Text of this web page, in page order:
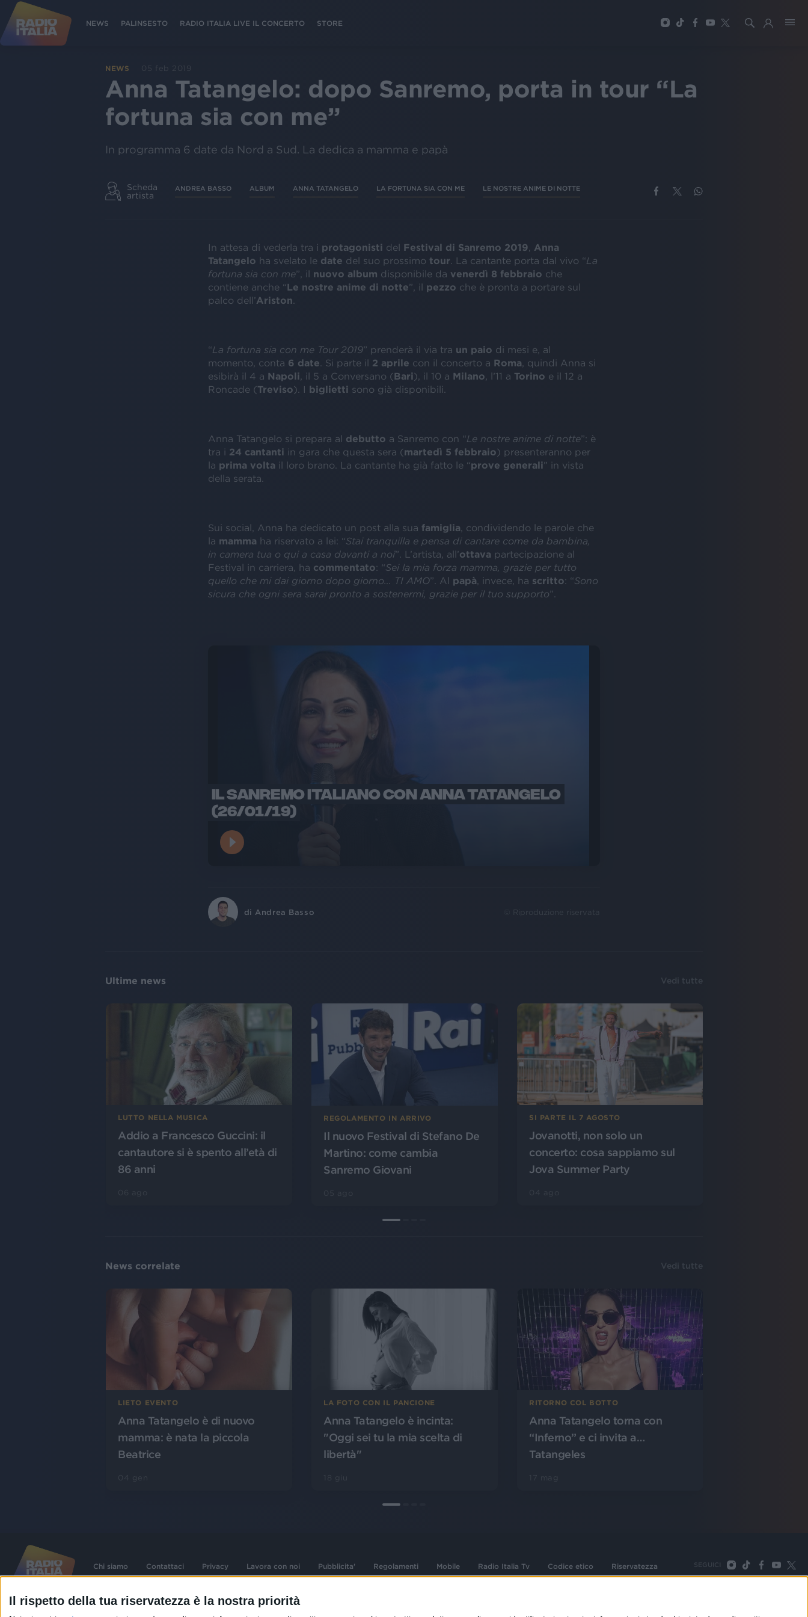
Il rispetto della tua riservatezza è la nostra priorità
NEWS PALINSESTO RADIO ITALIA LIVE IL CONCERTO STORE
NEWS 05 feb 2019
Anna Tatangelo: dopo Sanremo, porta in tour “La
fortuna sia con me”
In programma 6 date da Nord a Sud. La dedica a mamma e papà
Scheda
artista
ANDREA BASSO ALBUM ANNA TATANGELO LA FORTUNA SIA CON ME LE NOSTRE ANIME DI NOTTE
In attesa di vederla tra i protagonisti del Festival di Sanremo 2019
Anna
Tatangelo ha svelato le date del suo prossimo tour . La cantante porta dal vivo “La
fortuna sia con me”, il nuovo album disponibile da venerdì 8 febbraio che
contiene anche “Le nostre anime di notte”, il pezzo che è pronta a portare sul
palco dell’Ariston
“La fortuna sia con me Tour 2019” prenderà il via tra un paio di mesi e, al
momento, conta 6 date . Si parte il 2 aprile con il concerto a Roma , quindi Anna si
esibirà il 4 a Napoli , il 5 a Conversano (Bari), il 10 a Milano , l’11 a Torino e il 12 a
Roncade (Treviso). I biglietti sono già disponibili.
Anna Tatangelo si prepara al debutto a Sanremo con “Le nostre anime di notte”: è
tra i 24 cantanti in gara che questa sera (martedì 5 febbraio) presenteranno per
la prima volta il loro brano. La cantante ha già fatto le “prove generali” in vista
della serata.
Sui social, Anna ha dedicato un post alla sua famiglia , condividendo le parole che
la mamma ha riservato a lei: “Stai tranquilla e pensa di cantare come da bambina,
in camera tua o qui a casa davanti a noi”. L’artista, all’ottava partecipazione al
Festival in carriera, ha commentato: “Sei la mia forza mamma, grazie per tutto
quello che mi dai giorno dopo giorno… TI AMO”. Al papà , invece, ha scritto: “Sono
sicura che ogni sera sarai pronto a sostenermi, grazie per il tuo supporto”.
IL SANREMO ITALIANO CON ANNA TATANGELO
(26/01/19)
di Andrea Basso © Riproduzione riservata
Ultime news Vedi tutte
LUTTO NELLA MUSICA
Addio a Francesco Guccini: il
cantautore si è spento all’età di
86 anni
REGOLAMENTO IN ARRIVO
Il nuovo Festival di Stefano De
Martino: come cambia
Sanremo Giovani
SI PARTE IL 7 AGOSTO
Jovanotti, non solo un
concerto: cosa sappiamo sul
Jova Summer Party
News correlate Vedi tutte
LIETO EVENTO
Anna Tatangelo è di nuovo
mamma: è nata la piccola
Beatrice
LA FOTO CON IL PANCIONE
Anna Tatangelo è incinta:
"Oggi sei tu la mia scelta di
libertà"
RITORNO COL BOTTO
Anna Tatangelo torna con
“Inferno” e ci invita a…
Tatangeles
Chi siamo Contattaci Privacy Lavora con noi Pubblicita' Regolamenti Mobile Radio Italia Tv Codice etico Riservatezza SEGUICI